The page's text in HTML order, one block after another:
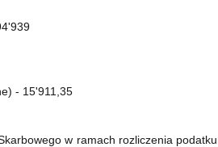
- 15'911,35
w ramach rozliczenia podatku